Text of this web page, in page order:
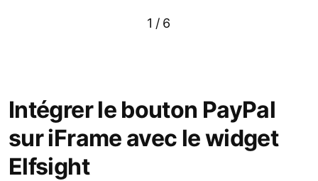
1 / 6
Intégrer le bouton PayPal
sur iFrame avec le widget
Elfsight